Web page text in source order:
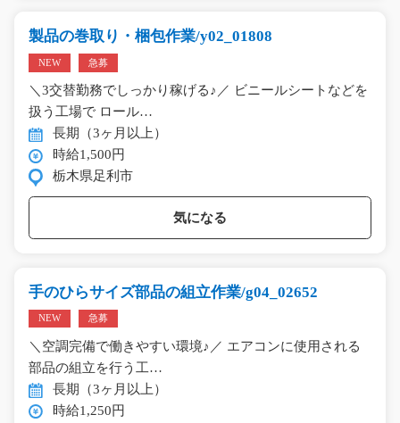
製品の巻取り・梱包作業/y02_01808
NEW 急募
＼3交替勤務でしっかり稼げる♪／ ビニールシートなどを
扱う工場で ロール…
長期（3ヶ月以上）
時給1,500円
栃木県足利市
気になる
手のひらサイズ部品の組立作業/g04_02652
NEW 急募
＼空調完備で働きやすい環境♪／ エアコンに使用される
部品の組立を行う工…
長期（3ヶ月以上）
時給1,250円